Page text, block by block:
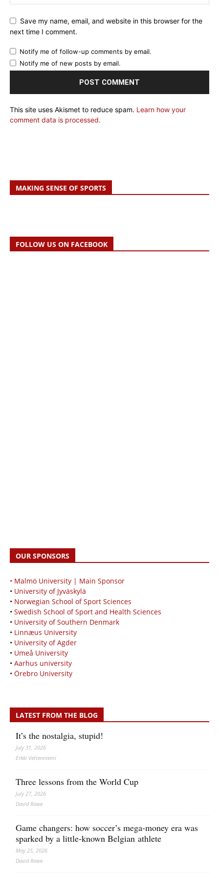
Save my name, email, and website in this browser for the
next time I comment.
Notify me of follow-up comments by email.
Notify me of new posts by email.
This site uses Akismet to reduce spam. Learn how your
comment data is processed.
MAKING SENSE OF SPORTS
FOLLOW US ON FACEBOOK
OUR SPONSORS
• Malmö University | Main Sponsor
• University of Jyväskylä
• Norwegian School of Sport Sciences
• Swedish School of Sport and Health Sciences
• University of Southern Denmark
• Linnæus University
• University of Agder
• Umeå University
• Aarhus university
• Örebro University
LATEST FROM THE BLOG
It’s the nostalgia, stupid!
July 31, 2026
Erkki Vetten­­niemi
Three lessons from the World Cup
July 27, 2026
David Rowe
Game changers: how soccer’s mega‑money era was
sparked by a little‑known Belgian athlete
May 25, 2026
David Rowe